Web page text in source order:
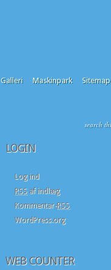
Galleri Maskinpark Sitemap
LOGIN
Log ind
RSS af indlæg
Kommentar-RSS
WordPress.org
WEB COUNTER